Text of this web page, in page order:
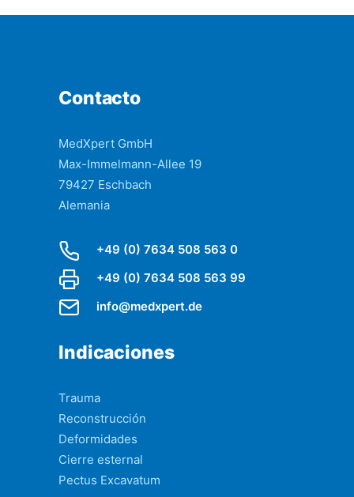
Contacto
MedXpert GmbH
Max-Immelmann-Allee 19
79427 Eschbach
Alemania
+49 (0) 7634 508 563 0
+49 (0) 7634 508 563 99
info@medxpert.de
Indicaciones
Trauma
Reconstrucción
Deformidades
Cierre esternal
Pectus Excavatum